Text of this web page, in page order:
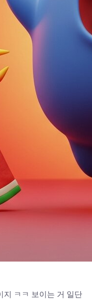
지 ㅋㅋ 보이는 거 일단